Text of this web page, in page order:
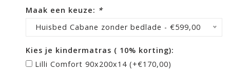
Maak een keuze: *
Huisbed Cabane zonder bedlade - €599,00
Kies je kindermatras ( 10% korting):
Lilli Comfort 90x200x14 (+€170,00)